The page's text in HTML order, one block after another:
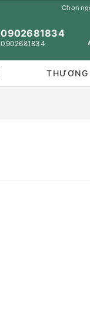
Chọn
0902681834
0902681834
THƯƠNG